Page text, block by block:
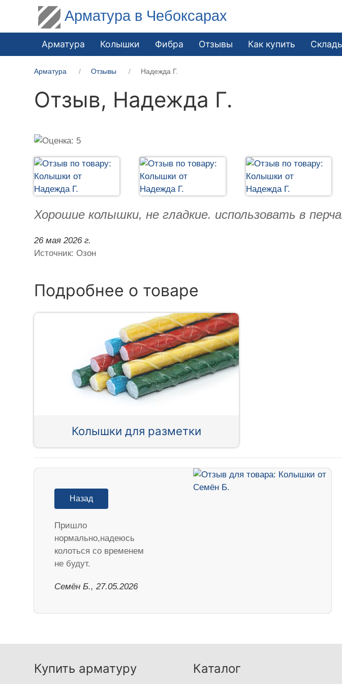
Арматура в Чебоксарах
Арматура Колышки Фибра Отзывы Как купить
Арматура Отзывы Надежда Г.
Отзыв, Надежда Г.
Хорошие колышки, не гладкие. использовать в
26 мая 2026 г.
Источник: Озон
Подробнее о товаре
Колышки для разметки
Назад
Пришло
нормально,надеюсь
колоться со временем
не будут.
Семён Б., 27.05.2026
Купить арматуру Каталог